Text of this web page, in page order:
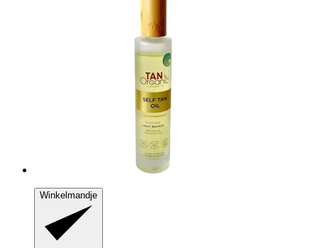
Winkelmandje